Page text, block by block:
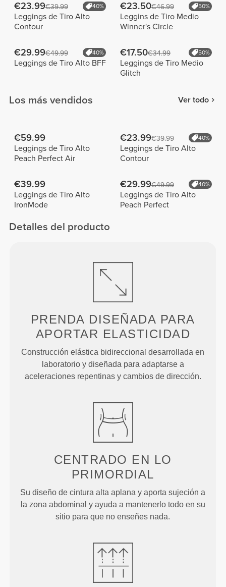
€23.99€39.99 40%
Leggings de Tiro Alto
Contour
€23.50€46.99 50%
Leggins de Tiro Medio
Winner's Circle
€29.99€49.99 40%
Leggings de Tiro Alto BFF
€17.50€34.99 50%
Leggings de Tiro Medio
Glitch
Los más vendidos Ver todo
€59.99
Leggings de Tiro Alto
Peach Perfect Air
€23.99€39.99 40%
Leggings de Tiro Alto
Contour
€39.99
Leggings de Tiro Alto
IronMode
€29.99€49.99 40%
Leggings de Tiro Alto
Peach Perfect
Detalles del producto
PRENDA DISEÑADA PARA
APORTAR ELASTICIDAD
Construcción elástica bidireccional desarrollada en
laboratorio y diseñada para adaptarse a
aceleraciones repentinas y cambios de dirección.
CENTRADO EN LO
PRIMORDIAL
Su diseño de cintura alta aplana y aporta sujeción a
la zona abdominal y ayuda a mantenerlo todo en su
sitio para que no enseñes nada.